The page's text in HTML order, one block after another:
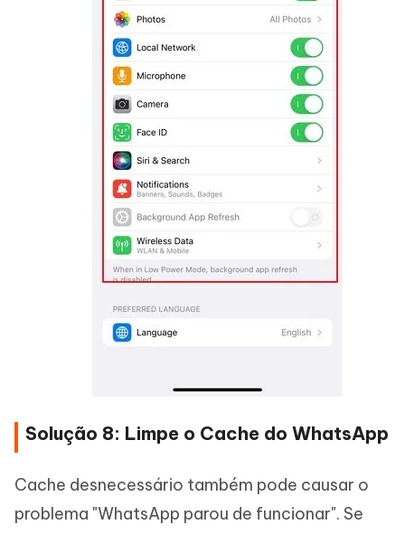
Solução 8: Limpe o Cache do WhatsApp
Cache desnecessário também pode causar o
problema "WhatsApp parou de funcionar". Se